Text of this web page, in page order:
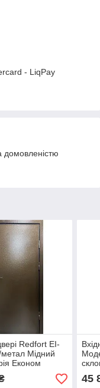
- LiqPay
домовленістю
Redfort EI-
Мідний
Економ
45